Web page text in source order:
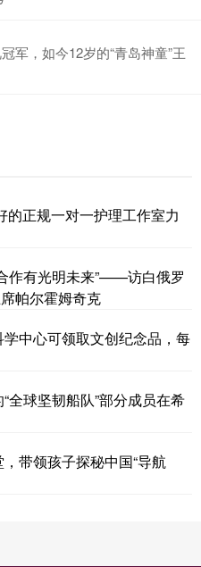
军，如今12岁的“青岛神童”王
的正规一对一护理工作室力
作有光明未来”——访白俄罗
帕尔霍姆奇克
中心可领取文创纪念品，每
全球坚韧船队”部分成员在希
带领孩子探秘中国“导航